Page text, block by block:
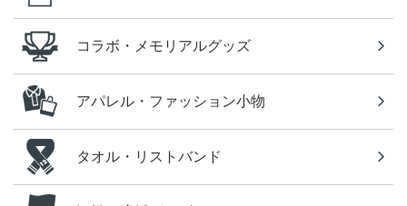
コラボ・メモリアルグッズ
アパレル・ファッション小物
タオル・リストバンド